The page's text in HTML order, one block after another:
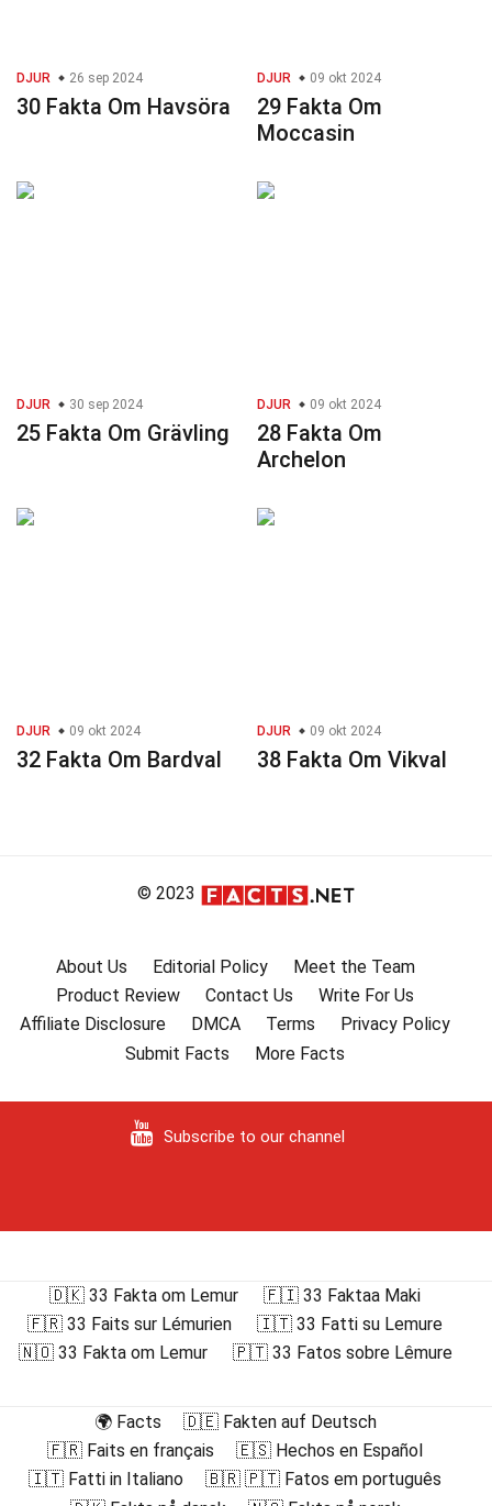
DJUR 26 sep 2024
30 Fakta Om Havsöra
DJUR 09 okt 2024
29 Fakta Om
Moccasin
DJUR 30 sep 2024
25 Fakta Om Grävling
DJUR 09 okt 2024
28 Fakta Om
Archelon
DJUR 09 okt 2024
32 Fakta Om Bardval
DJUR 09 okt 2024
38 Fakta Om Vikval
© 2023
About Us Editorial Policy
Meet the Team
Product Review
Contact Us
Write For Us
Affiliate Disclosure
DMCA Terms
Privacy Policy
Submit Facts
More Facts
Subscribe to our channel
🇩🇰 33 Fakta om Lemur
🇫🇮 33 Faktaa Maki
🇫🇷 33 Faits sur Lémurien
🇮🇹 33 Fatti su Lemure
🇳🇴 33 Fakta om Lemur
🇵🇹 33 Fatos sobre Lêmure
🌍 Facts
🇩🇪 Fakten auf Deutsch
🇫🇷 Faits en français
🇪🇸 Hechos en Español
🇮🇹 Fatti in Italiano
🇧🇷 🇵🇹 Fatos em português